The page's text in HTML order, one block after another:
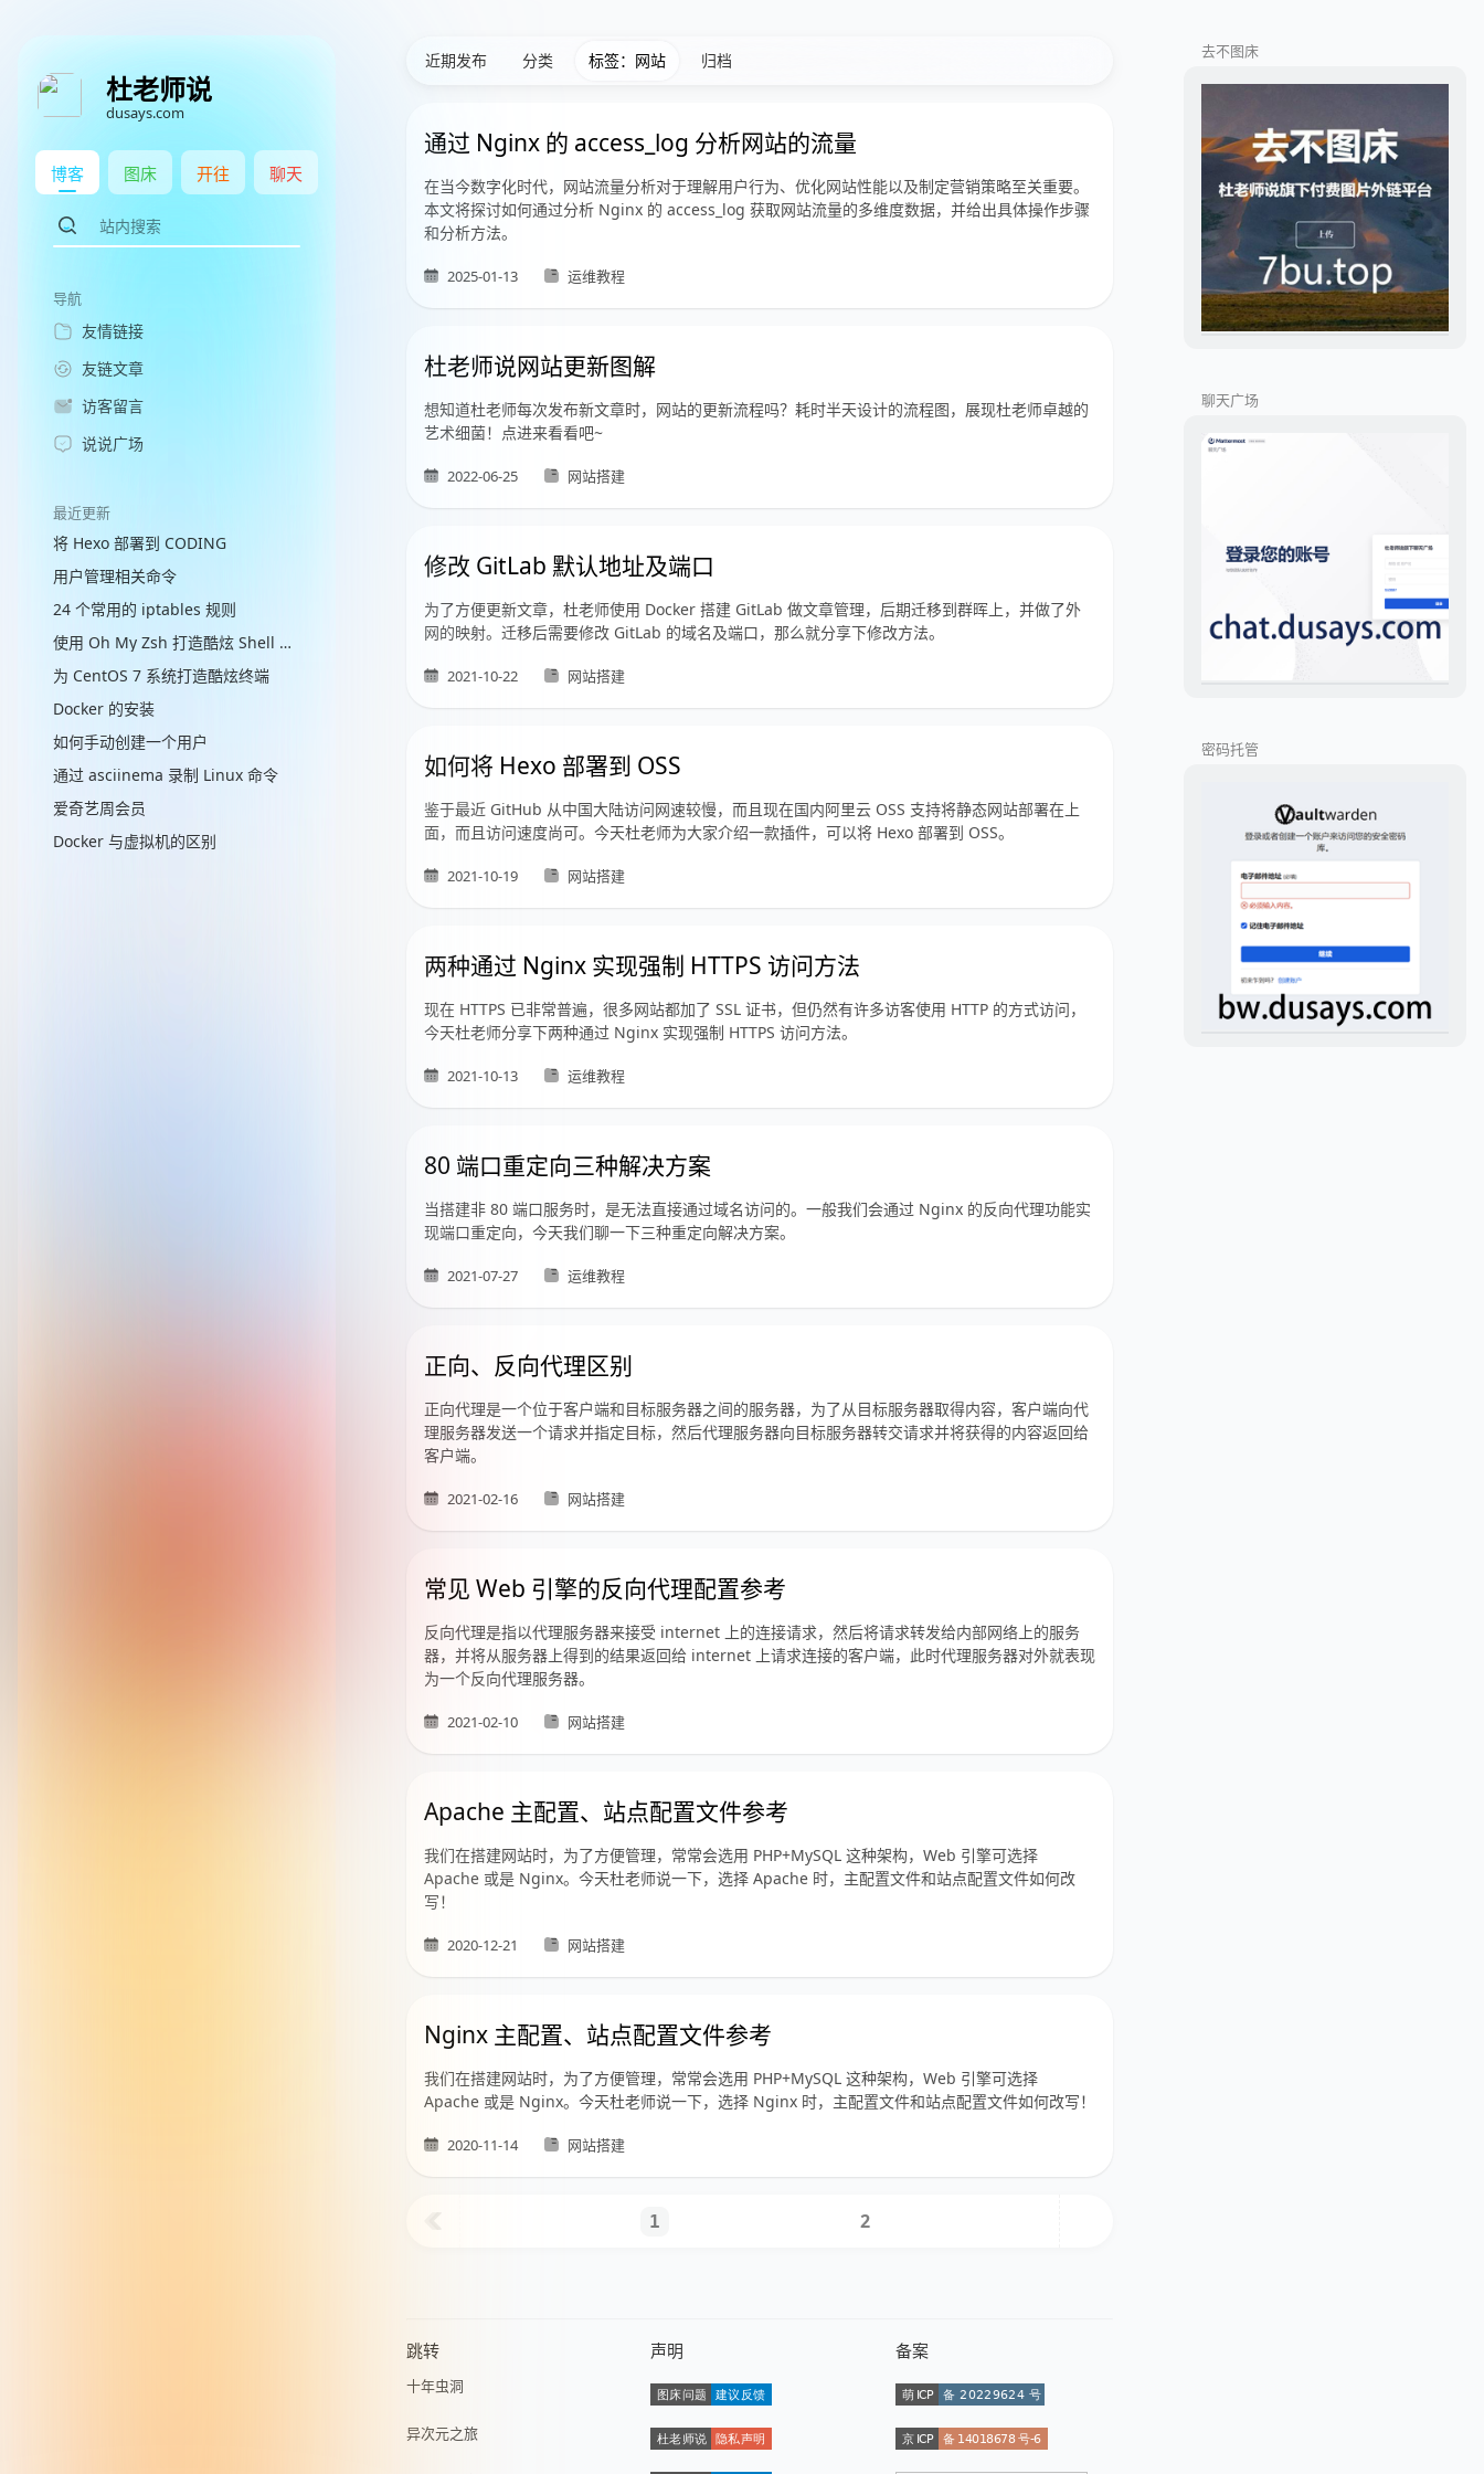
杜老师说
dusays.com
博客 图床 开往 聊天
导航
友情链接
友链文章
访客留言
说说广场
最近更新
将 Hexo 部署到 CODING
用户管理相关命令
24 个常用的 iptables 规则
使用 Oh My Zsh 打造酷炫 Shell 终端
为 CentOS 7 系统打造酷炫终端
Docker 的安装
如何手动创建一个用户
通过 asciinema 录制 Linux 命令
爱奇艺周会员
Docker 与虚拟机的区别
近期发布 分类 标签：网站 归档
通过 Nginx 的 access_log 分析网站的流量
在当今数字化时代，网站流量分析对于理解用户行为、优化网站性能以及制定营销策略至关重要。
本文将探讨如何通过分析 Nginx 的 access_log 获取网站流量的多维度数据，并给出具体操作步骤
和分析方法。
2025-01-13 运维教程
杜老师说网站更新图解
想知道杜老师每次发布新文章时，网站的更新流程吗？耗时半天设计的流程图，展现杜老师卓越的
艺术细菌！点进来看看吧~
2022-06-25 网站搭建
修改 GitLab 默认地址及端口
为了方便更新文章，杜老师使用 Docker 搭建 GitLab 做文章管理，后期迁移到群晖上，并做了外
网的映射。迁移后需要修改 GitLab 的域名及端口，那么就分享下修改方法。
2021-10-22 网站搭建
如何将 Hexo 部署到 OSS
鉴于最近 GitHub 从中国大陆访问网速较慢，而且现在国内阿里云 OSS 支持将静态网站部署在上
面，而且访问速度尚可。今天杜老师为大家介绍一款插件，可以将 Hexo 部署到 OSS。
2021-10-19 网站搭建
两种通过 Nginx 实现强制 HTTPS 访问方法
现在 HTTPS 已非常普遍，很多网站都加了 SSL 证书，但仍然有许多访客使用 HTTP 的方式访问，
今天杜老师分享下两种通过 Nginx 实现强制 HTTPS 访问方法。
2021-10-13 运维教程
80 端口重定向三种解决方案
当搭建非 80 端口服务时，是无法直接通过域名访问的。一般我们会通过 Nginx 的反向代理功能实
现端口重定向，今天我们聊一下三种重定向解决方案。
2021-07-27 运维教程
正向、反向代理区别
正向代理是一个位于客户端和目标服务器之间的服务器，为了从目标服务器取得内容，客户端向代
理服务器发送一个请求并指定目标，然后代理服务器向目标服务器转交请求并将获得的内容返回给
客户端。
2021-02-16 网站搭建
常见 Web 引擎的反向代理配置参考
反向代理是指以代理服务器来接受 internet 上的连接请求，然后将请求转发给内部网络上的服务
器，并将从服务器上得到的结果返回给 internet 上请求连接的客户端，此时代理服务器对外就表现
为一个反向代理服务器。
2021-02-10 网站搭建
Apache 主配置、站点配置文件参考
我们在搭建网站时，为了方便管理，常常会选用 PHP+MySQL 这种架构，Web 引擎可选择
Apache 或是 Nginx。今天杜老师说一下，选择 Apache 时，主配置文件和站点配置文件如何改
写！
2020-12-21 网站搭建
Nginx 主配置、站点配置文件参考
我们在搭建网站时，为了方便管理，常常会选用 PHP+MySQL 这种架构，Web 引擎可选择
Apache 或是 Nginx。今天杜老师说一下，选择 Nginx 时，主配置文件和站点配置文件如何改写！
2020-11-14 网站搭建
1 2
跳转
十年虫洞
异次元之旅
声明 备案
去不图床
聊天广场
密码托管